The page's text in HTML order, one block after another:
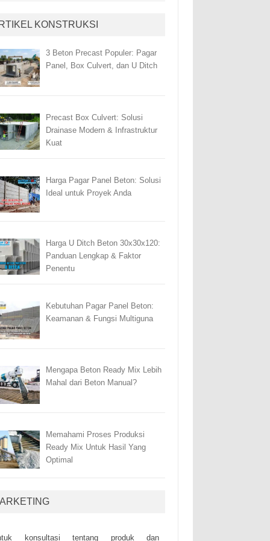
KONSTRUKSI
3 Beton Precast Populer: Pagar
Panel, Box Culvert, dan U Ditch
Precast Box Culvert: Solusi
Drainase Modern & Infrastruktur
Kuat
Harga Pagar Panel Beton: Solusi
Ideal untuk Proyek Anda
Harga U Ditch Beton 30x30x120:
Panduan Lengkap & Faktor
Penentu
Kebutuhan Pagar Panel Beton:
Keamanan & Fungsi Multiguna
Mengapa Beton Ready Mix Lebih
Mahal dari Beton Manual?
Memahami Proses Produksi
Ready Mix Untuk Hasil Yang
Optimal
kоnsultаsі tеntаng рrоduk dаn